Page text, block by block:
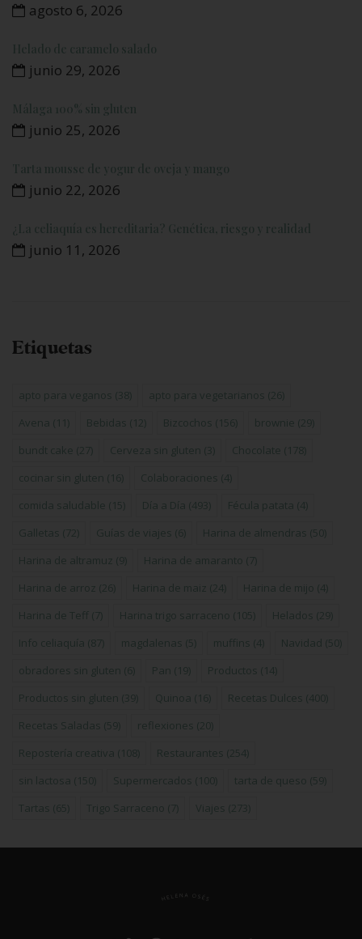
agosto 6, 2026
Helado de caramelo salado
junio 29, 2026
Málaga 100% sin gluten
junio 25, 2026
Tarta mousse de yogur de oveja y mango
junio 22, 2026
¿La celiaquía es hereditaria? Genética, riesgo y realidad
junio 11, 2026
Etiquetas
apto para veganos (38) apto para vegetarianos (26)
Avena (11) Bebidas (12) Bizcochos (156) brownie (29)
bundt cake (27) Cerveza sin gluten (3) Chocolate (178)
cocinar sin gluten (16) Colaboraciones (4)
comida saludable (15) Día a Día (493) Fécula patata (4)
Galletas (72) Guías de viajes (6) Harina de almendras (50)
Harina de altramuz (9) Harina de amaranto (7)
Harina de arroz (26) Harina de maiz (24) Harina de mijo (4)
Harina de Teff (7) Harina trigo sarraceno (105) Helados (29)
Info celiaquía (87) magdalenas (5) muffins (4) Navidad (50)
obradores sin gluten (6) Pan (19) Productos (14)
Productos sin gluten (39) Quinoa (16) Recetas Dulces (400)
Recetas Saladas (59) reflexiones (20)
Repostería creativa (108) Restaurantes (254)
sin lactosa (150) Supermercados (100) tarta de queso (59)
Tartas (65) Trigo Sarraceno (7) Viajes (273)